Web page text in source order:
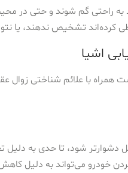
به راحتی گم شوند و حتی
تشخیص ندهند، یا
اشیا
همراه با علائم شناختی زوال
دشوارتر شود، تا حدی به دلیل
خودرو می‌تواند به دلیل